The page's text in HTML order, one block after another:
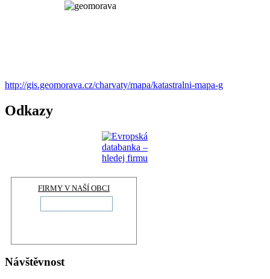
http://gis.geomorava.cz/charvaty/mapa/katastralni-mapa-g
Odkazy
FIRMY V NAŠÍ OBCI
Návštěvnost